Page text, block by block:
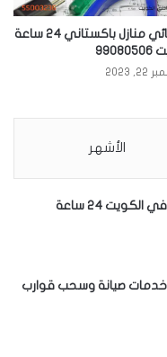
كهربائي منازل باكستاني 24 ساعة
2023
الأشهر
24 ساعة
خدمات صيانة وسحب قوارب